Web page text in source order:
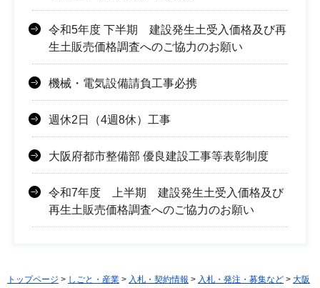
令和5年度 下半期 建設発生土受入価格及び再
生土販売価格調査へのご協力のお願い
機械・電気設備請負工事必携
週休2日（4週8休）工事
大阪府都市整備部 優良建設工事等表彰制度
令和7年度 上半期 建設発生土受入価格及び
再生土販売価格調査へのご協力のお願い
トップページ > しごと・産業 > 入札・契約情報 > 入札・発注・募集など > 大阪